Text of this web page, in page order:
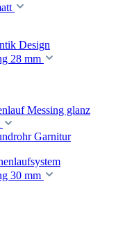
Design
28 mm
Messing glanz
Garnitur
30 mm